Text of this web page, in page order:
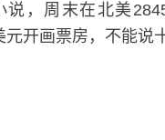
说，周末在北美
元开画票房，不能说